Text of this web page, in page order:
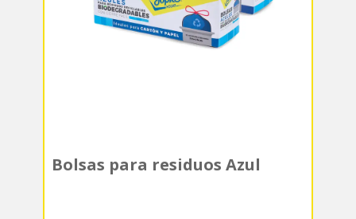
Bolsas para residuos Azul